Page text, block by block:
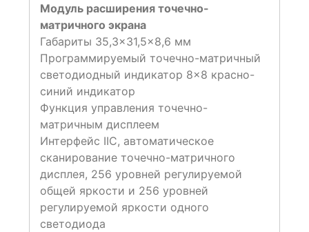
Модуль расширения точечно-
матричного экрана
Габариты 35,3×31,5×8,6 мм
Программируемый точечно-матричный
светодиодный индикатор 8×8 красно-
синий индикатор
Функция управления точечно-
матричным дисплеем
Интерфейс IIC, автоматическое
сканирование точечно-матричного
дисплея, 256 уровней регулируемой
общей яркости и 256 уровней
регулируемой яркости одного
светодиода